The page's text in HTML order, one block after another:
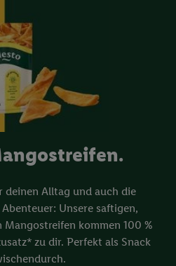
Alltag und auch die
Unsere saftigen,
kommen 100 %
zu dir. Perfekt als Snack